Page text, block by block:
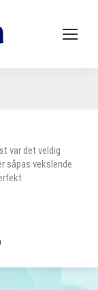
var det veldig
såpas vekslende